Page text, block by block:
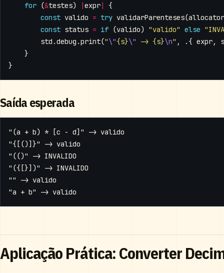
for (&testes) |expr|
{
const valido = try validarParenteses(allocator
const status = if (valido) "valido" else
std .debug .print("\"{s}\" -> {s}\n" , .{ expr,
}
}
Saída esperada
Aplicação Prática: Converter